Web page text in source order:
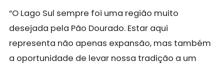
“O Lago Sul sempre foi uma região muito
desejada pela Pão Dourado. Estar aqui
representa não apenas expansão, mas também
a oportunidade de levar nossa tradição a um